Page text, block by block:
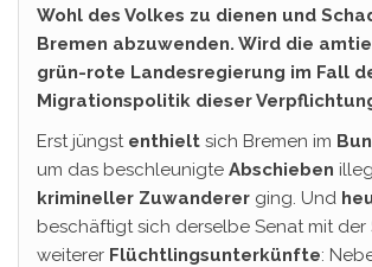
Wohl des Volkes zu dienen und
Bremen abzuwenden. Wird die
grün-rote Landesregierung im Fall
Migrationspolitik dieser
Erst jüngst enthielt sich Bremen im
um das beschleunigte Abschieben
krimineller Zuwanderer ging. Und
beschäftigt sich derselbe Senat mit der
weiterer Flüchtlingsunterkünfte: